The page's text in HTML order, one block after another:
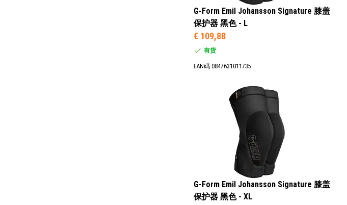
G-Form Emil Johansson Signature 膝盖
保护器 黑色 - L
€ 109,88
有货
EAN码 0847631011735
G-Form Emil Johansson Signature 膝盖
保护器 黑色 - XL